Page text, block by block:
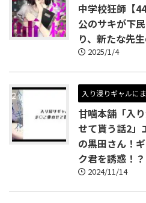
中学校狂師【
公のサキが下
り、新たな先
2025/1/4
入り浸りギャルに
甘噛本舗「入
せて貰う話2」
の黒田さん！
ク君を誘惑！？
2024/11/14